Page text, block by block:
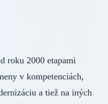
roku 2000 etapami
v kompetenciách,
a tiež na iných